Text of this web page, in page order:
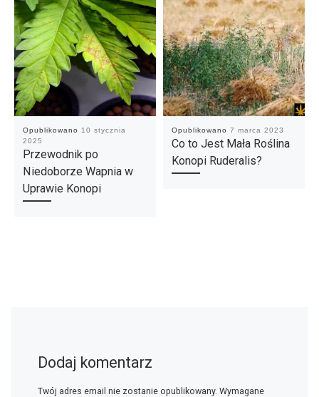
Opublikowano
10 stycznia
2025
Przewodnik po
Niedoborze Wapnia w
Uprawie Konopi
Opublikowano 7 marca 2023
Co to Jest Mała Roślina
Konopi Ruderalis?
Dodaj komentarz
Twój adres email nie zostanie opublikowany. Wymagane